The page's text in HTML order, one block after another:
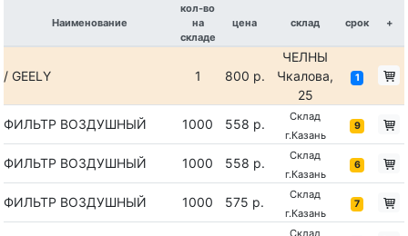
Наименование
кол-во
на
складе
цена склад срок +
/ GEELY 1 800 р.
ЧЕЛНЫ
Чкалова,
25
1
ФИЛЬТР ВОЗДУШНЫЙ 1000 558 р.
Склад
г.Казань
9
ФИЛЬТР ВОЗДУШНЫЙ 1000 558 р.
Склад
г.Казань
6
ФИЛЬТР ВОЗДУШНЫЙ 1000 575 р.
Склад
г.Казань
7
Склад